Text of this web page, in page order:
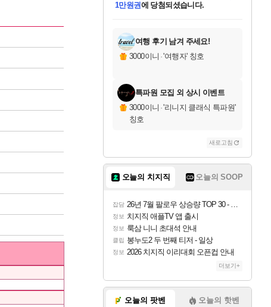
교환.
당첨되셨습니다.
당첨되셨습니다.
당첨되셨습니다.
1만원권에 당첨되셨습니다.
당첨되셨습니다.
당첨되셨습니다.
당첨되셨습니다.
당첨되셨습니다.
에디션 (스팀코드) 를 교환.
당첨되셨습니다.
여행 후기 남겨 주세요!
3000이니 ·'여행자' 칭호
특파원 모집 외 상시 이벤트
3000이니 ·'리니지 클래식 특파원'
칭호
새로고침
오늘의 치지직 오늘의 SOOP
잡담 26년 7월 팔로우 상승량 TOP 30 - 월간 치지직
정보 치지직 애플TV 앱 출시
정보 룩삼 니니 초대석 안내
클립 봉누도2 두 번째 티저 - 일상
정보 2026 치지직 이리대회 오픈컵 안내
더보기+
오늘의 팟벤 오늘의 핫벤